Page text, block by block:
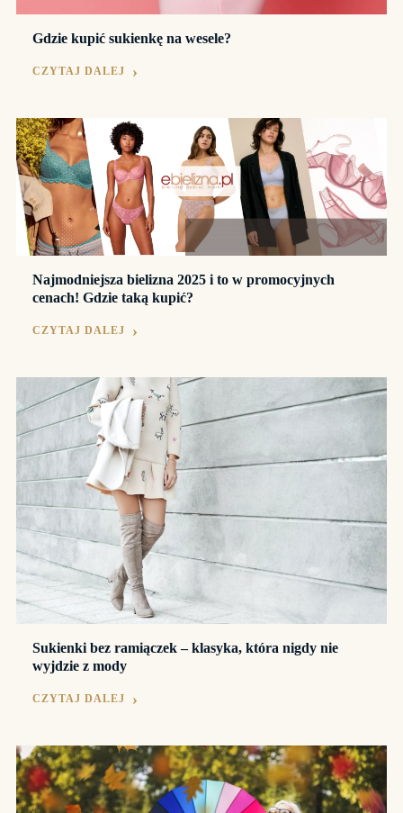
Gdzie kupić sukienkę na wesele?
CZYTAJ DALEJ
Najmodniejsza bielizna 2025 i to w promocyjnych
cenach! Gdzie taką kupić?
CZYTAJ DALEJ
Sukienki bez ramiączek – klasyka, która nigdy nie
wyjdzie z mody
CZYTAJ DALEJ